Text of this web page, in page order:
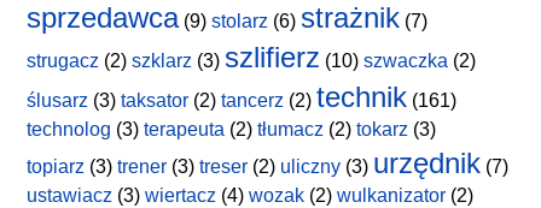
sprzedawca(9) stolarz (6) strażnik (7)
strugacz (2) szklarz (3) szlifierz (10) szwaczka (2)
ślusarz (3) taksator (2) tancerz (2) technik (161)
technolog (3) terapeuta (2) tłumacz (2) tokarz (3)
topiarz (3) trener (3) treser (2) uliczny (3) urzędnik (7)
ustawiacz (3) wiertacz (4) wozak (2) wulkanizator (2)